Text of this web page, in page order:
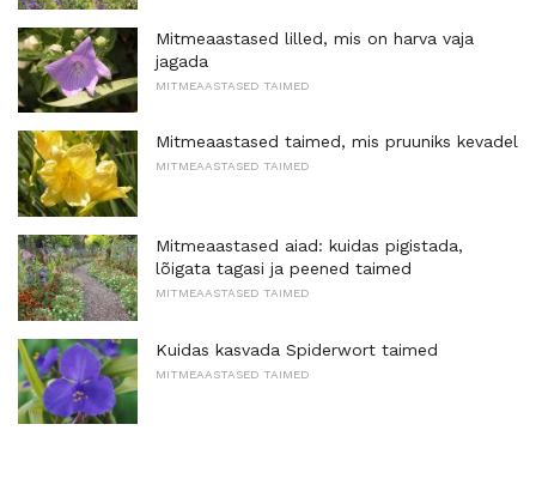
Mitmeaastased lilled, mis on harva vaja
jagada
MITMEAASTASED TAIMED
Mitmeaastased taimed, mis pruuniks kevadel
MITMEAASTASED TAIMED
Mitmeaastased aiad: kuidas pigistada,
lõigata tagasi ja peened taimed
MITMEAASTASED TAIMED
Kuidas kasvada Spiderwort taimed
MITMEAASTASED TAIMED